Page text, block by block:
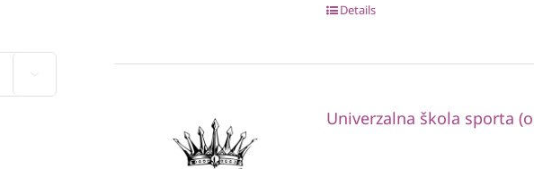
Details
Univerzalna škola sporta